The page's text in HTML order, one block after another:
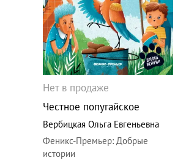
Нет в продаже
Честное попугайское
Вербицкая Ольга Евгеньевна
Феникс-Премьер:Добрые
истории